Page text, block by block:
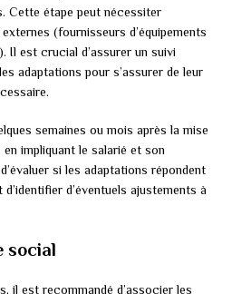
Cette étape peut nécessiter
(fournisseurs d’équipements
Il est crucial d’assurer un suivi
adaptations pour s’assurer de leur
semaines ou mois après la mise
impliquant le salarié et son
si les adaptations répondent
d’éventuels ajustements à
social
il est recommandé d’associer les